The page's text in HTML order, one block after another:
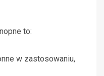
to:
w zastosowaniu,